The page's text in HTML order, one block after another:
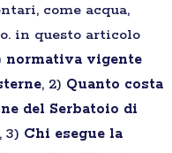
come acqua,
in questo articolo
normativa vigente
, 2) Quanto costa
del Serbatoio di
, 3) Chi esegue la